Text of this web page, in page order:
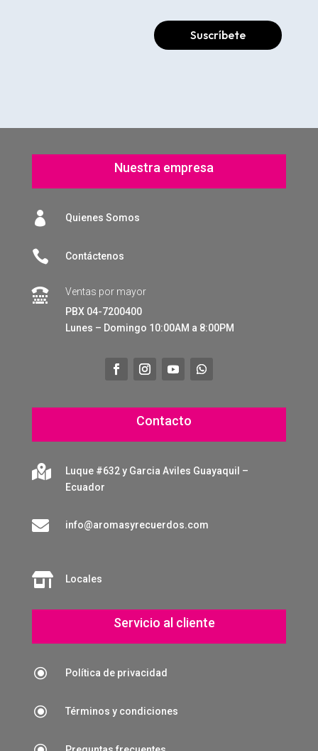
Suscríbete
Nuestra empresa
 Quienes Somos
 Contáctenos

Ventas por mayor
PBX 04-7200400
Lunes – Domingo 10:00AM a 8:00PM
Contacto

Luque #632 y Garcia Aviles Guayaquil –
Ecuador
 info@aromasyrecuerdos.com
 Locales
Servicio al cliente
\ Política de privacidad
\ Términos y condiciones